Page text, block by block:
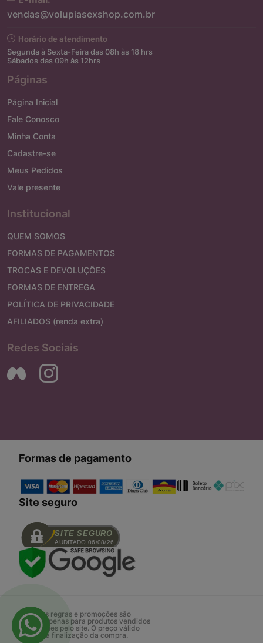
vendas@volupiasexshop.com.br
Horário de atendimento
Segunda à Sexta-Feira das 08h às 18 hrs
Sábados das 09h às 12hrs
Páginas
Página Inicial
Fale Conosco
Minha Conta
Cadastre-se
Meus Pedidos
Vale presente
Institucional
QUEM SOMOS
FORMAS DE PAGAMENTOS
TROCAS E DEVOLUÇÕES
FORMAS DE ENTREGA
POLÍTICA DE PRIVACIDADE
AFILIADOS (renda extra)
Redes Sociais
Formas de pagamento
Site seguro
SITE SEGURO
AUDITADO 06/08/26
Todas as regras e promoções são
válidas apenas para produtos vendidos
e entregues pelo site. O preço válido
será o da finalização da compra.